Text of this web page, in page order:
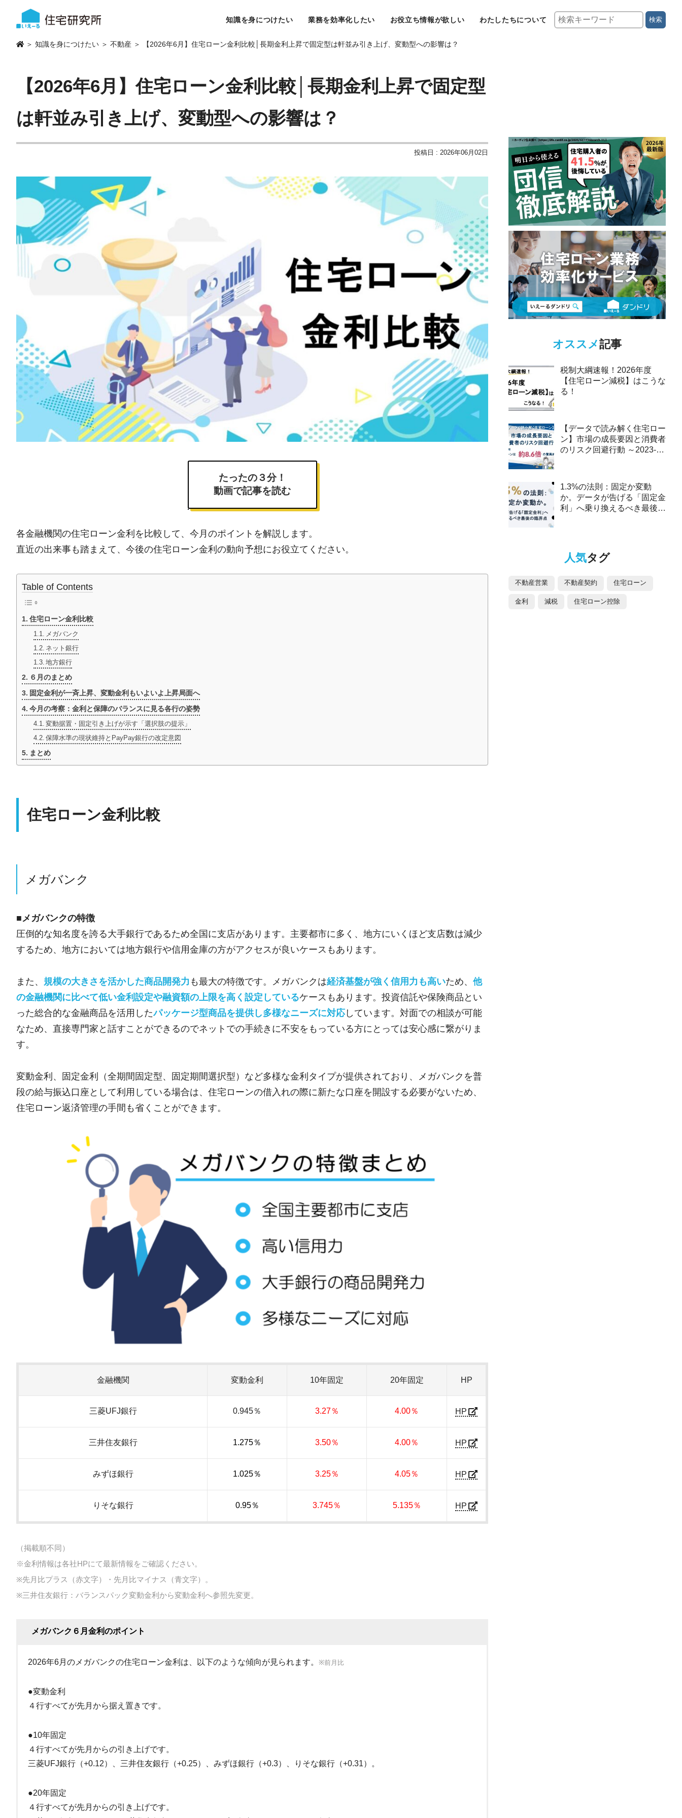
知識を身につけたい 業務を効率化したい お役立ち情報が欲しい わたしたちについて 検索
＞ 知識を身につけたい ＞ 不動産 ＞ 【2026年6月】住宅ローン金利比較│長期金利上昇で固定型は軒並み引き上げ、変動型への影響は？
【2026年6月】住宅ローン金利比較│長期金利上昇で固定型
は軒並み引き上げ、変動型への影響は？
投稿日 : 2026年06月02日
たったの３分！
動画で記事を読む
各金融機関の住宅ローン金利を比較して、今月のポイントを解説します。
直近の出来事も踏まえて、今後の住宅ローン金利の動向予想にお役立てください。
Table of Contents
住宅ローン金利比較
メガバンク
ネット銀行
地方銀行
６月のまとめ
固定金利が一斉上昇、変動金利もいよいよ上昇局面へ
今月の考察：金利と保障のバランスに見る各行の姿勢
変動据置・固定引き上げが示す「選択肢の提示」
保障水準の現状維持とPayPay銀行の改定意図
まとめ
住宅ローン金利比較
メガバンク
■メガバンクの特徴
圧倒的な知名度を誇る大手銀行であるため全国に支店があります。主要都市に多く、地方にいくほど支店数は減少
するため、地方においては地方銀行や信用金庫の方がアクセスが良いケースもあります。
また、 規模の大きさを活かした商品開発力 も最大の特徴です。メガバンクは経済基盤が強く信用力も高いため、 他
の金融機関に比べて低い金利設定や融資額の上限を高く設定しているケースもあります。投資信託や保険商品とい
った総合的な金融商品を活用したパッケージ型商品を提供し多様なニーズに対応しています。対面での相談が可能
なため、直接専門家と話すことができるのでネットでの手続きに不安をもっている方にとっては安心感に繋がりま
す。
変動金利、固定金利（全期間固定型、固定期間選択型）など多様な金利タイプが提供されており、メガバンクを普
段の給与振込口座として利用している場合は、住宅ローンの借入れの際に新たな口座を開設する必要がないため、
住宅ローン返済管理の手間も省くことができます。
金融機関 変動金利 10年固定 20年固定 HP
三菱UFJ銀行 0.945％ 3.27％ 4.00％ HP
三井住友銀行 1.275％ 3.50％ 4.00％ HP
みずほ銀行 1.025％ 3.25％ 4.05％ HP
りそな銀行 0.95％ 3.745％ 5.135％ HP
（掲載順不同）
※金利情報は各社HPにて最新情報をご確認ください。
※先月比プラス（赤文字）・先月比マイナス（青文字）。
※三井住友銀行：バランスパック変動金利から変動金利へ参照先変更。
メガバンク６月金利のポイント
2026年6月のメガバンクの住宅ローン金利は、以下のような傾向が見られます。 ※前月比
●変動金利
４行すべてが先月から据え置きです。
●10年固定
４行すべてが先月からの引き上げです。
三菱UFJ銀行（+0.12）、三井住友銀行（+0.25）、みずほ銀行（+0.3）、りそな銀行（+0.31）。
●20年固定
４行すべてが先月からの引き上げです。
オススメ記事
税制大綱速報！2026年度
【住宅ローン減税】はこうな
る！
【データで読み解く住宅ロー
ン】市場の成長要因と消費者
のリスク回避行動 ～2023-
1.3%の法則：固定か変動
か。データが告げる「固定金
利」へ乗り換えるべき最後の
人気タグ
不動産営業 不動産契約 住宅ローン
金利 減税 住宅ローン控除